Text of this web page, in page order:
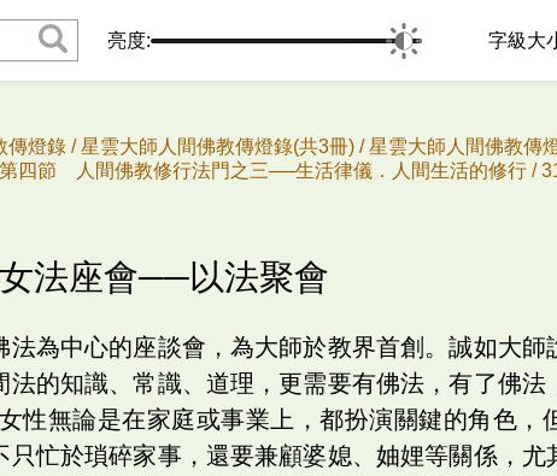
亮度: 字級大
傳燈錄 /星雲大師人間佛教傳燈錄(共3冊) /星雲大師人間佛教傳
四節 人間佛教修行法門之三──生活律儀．人間生活的修行 /
法座會──以法聚會
法為中心的座談會，為大師於教界首創。誠如大
的知識、常識、道理，更需要有佛法，有了佛法
性無論是在家庭或事業上，都扮演關鍵的角色，
忙於瑣碎家事，還要兼顧婆媳、妯娌等關係，尤